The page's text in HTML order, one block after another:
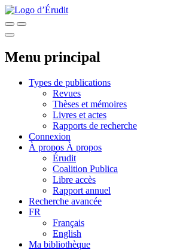
Menu principal
Types de publications
Revues
Thèses et mémoires
Livres et actes
Rapports de recherche
Connexion
À propos À propos
Érudit
Coalition Publica
Libre accès
Rapport annuel
Recherche avancée
FR
Français
English
Ma bibliothèque